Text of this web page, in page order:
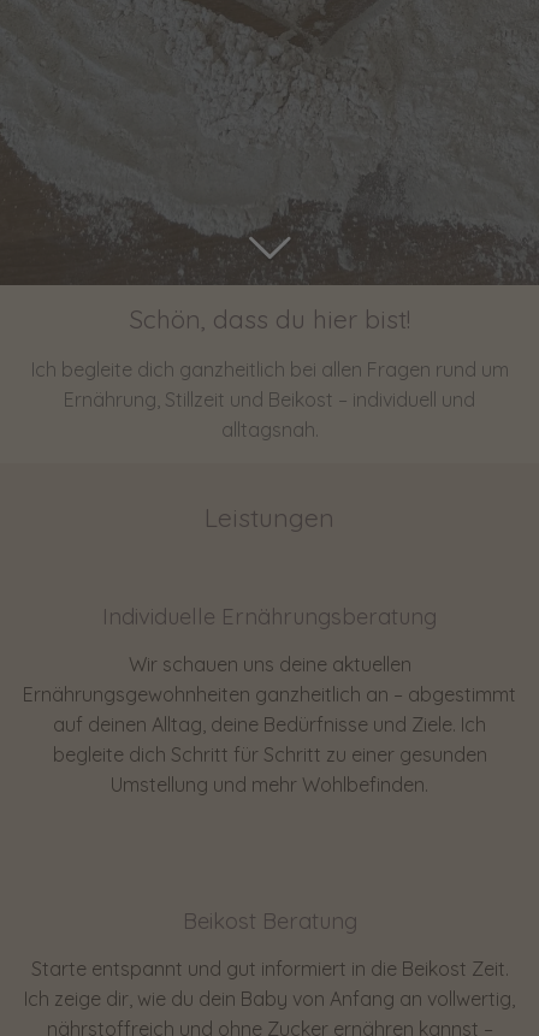
Schön, dass du hier bist!
Ich begleite dich ganzheitlich bei allen Fragen rund um
Ernährung, Stillzeit und Beikost – individuell und
alltagsnah.
Leistungen
Individuelle Ernährungsberatung
Wir schauen uns deine aktuellen
Ernährungsgewohnheiten ganzheitlich an – abgestimmt
auf deinen Alltag, deine Bedürfnisse und Ziele. Ich
begleite dich Schritt für Schritt zu einer gesunden
Umstellung und mehr Wohlbefinden.
Beikost Beratung
Starte entspannt und gut informiert in die Beikost Zeit.
Ich zeige dir, wie du dein Baby von Anfang an vollwertig,
nährstoffreich und ohne Zucker ernähren kannst –